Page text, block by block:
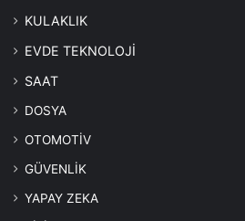
KULAKLIK
EVDE TEKNOLOJİ
SAAT
DOSYA
OTOMOTİV
GÜVENLİK
YAPAY ZEKA